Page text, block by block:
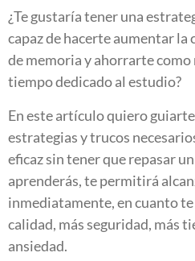
¿Te gustaría tener una
capaz de hacerte aumentar
de memoria y ahorrarte como
tiempo dedicado al estudio?
En este artículo quiero
estrategias y trucos
eficaz sin tener que repasar
aprenderás, te permitirá
inmediatamente, en cuanto
calidad, más seguridad, más
ansiedad.